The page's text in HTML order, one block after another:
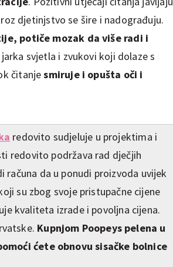
djetinjstvo se šire i nadograđuju.
potiče mozak da više radi i
svjetla i zvukovi koji dolaze s
čitanjesmiruje i opušta oči i
redovito sudjeluje u projektima i
redovito podržava rad dječjih
računa da u ponudi proizvoda uvijek
su zbog svoje pristupačne cijene
kvaliteta izrade i povoljna cijena.
Kupnjom Poopeys pelena u
ćete obnovu sisačke bolnice